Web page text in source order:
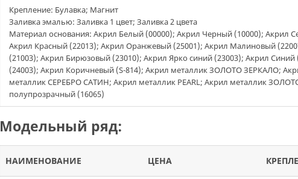
Крепление: Булавка; Магнит
Заливка эмалью: Заливка 1 цвет; Заливка 2 цвета
Материал основания: Акрил Белый (00000); Акрил Черный (10000); Акрил
Акрил Красный (22013); Акрил Оранжевый (25001); Акрил Малиновый
(21003); Акрил Бирюзовый (23010); Акрил Ярко синий (23003); Акрил
(24003); Акрил Коричневый (S-814); Акрил металлик ЗОЛОТО ЗЕРКАЛО;
металлик СЕРЕБРО САТИН; Акрил металлик PEARL; Акрил металлик
полупрозрачный (16065)
Модельный ряд:
НАИМЕНОВАНИЕ ЦЕНА